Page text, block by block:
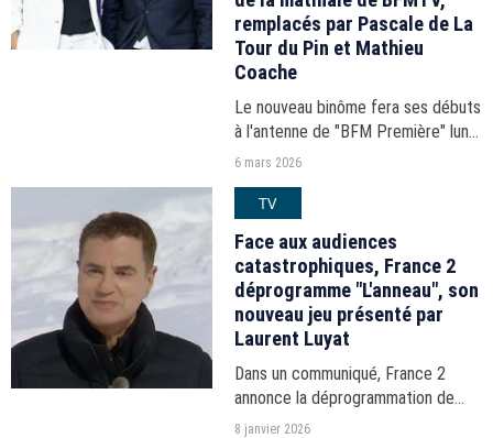
remplacés par Pascale de La
Tour du Pin et Mathieu
Coache
Le nouveau binôme fera ses débuts
à l'antenne de "BFM Première" lundi
9 mars, seulement 6 mois après les
lancée par Perrine Storme et
Dominique Tenza.
6 mars 2026
TV
Face aux audiences
catastrophiques, France 2
déprogramme "L'anneau", son
nouveau jeu présenté par
Laurent Luyat
Dans un communiqué, France 2
annonce la déprogrammation de
l'ultime soirée de son "Koh-Lanta"
8 janvier 2026